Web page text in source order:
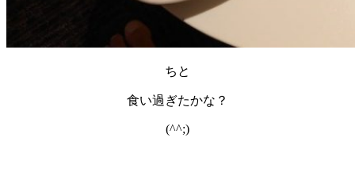
ちと
食い過ぎたかな？
(^^;)